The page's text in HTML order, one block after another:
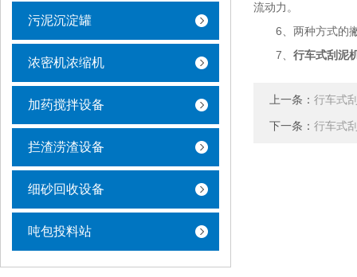
污泥沉淀罐
浓密机浓缩机
加药搅拌设备
拦渣涝渣设备
细砂回收设备
吨包投料站
流动力。
6、两种方式的撇
7、 行车式刮泥
上一条： 行车式
下一条： 行车式